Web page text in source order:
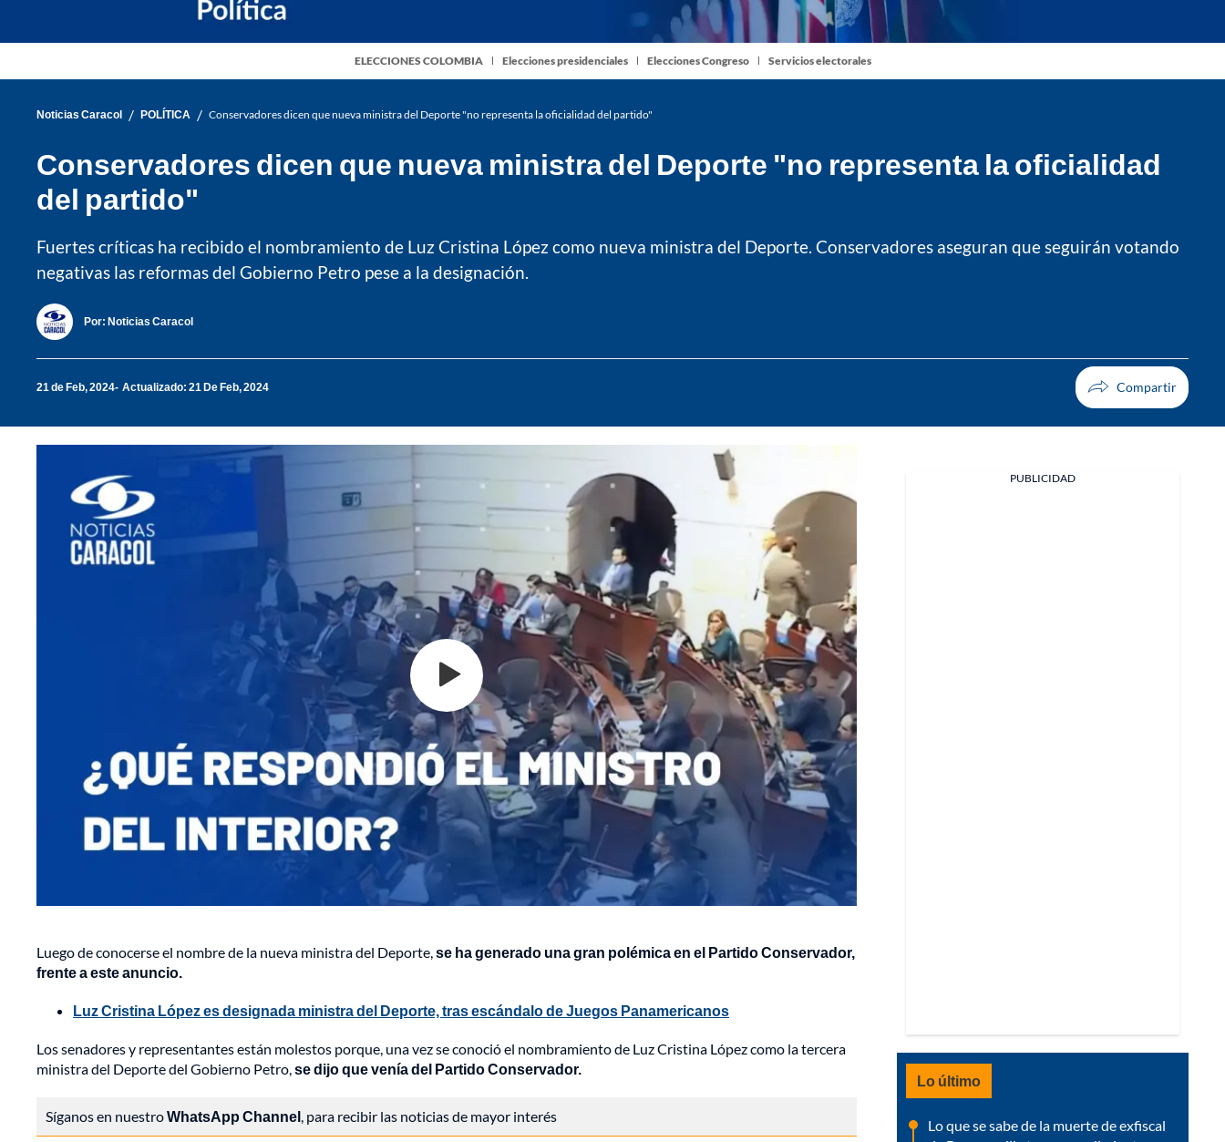
ELECCIONES COLOMBIA Elecciones presidenciales Elecciones Congreso Servicios electorales
Noticias Caracol / POLÍTICA / Conservadores dicen que nueva ministra del Deporte "no representa la oficialidad del partido"
Conservadores dicen que nueva ministra del Deporte "no representa la oficialidad
del partido"
Fuertes críticas ha recibido el nombramiento de Luz Cristina López como nueva ministra del Deporte. Conservadores aseguran que seguirán votando
negativas las reformas del Gobierno Petro pese a la designación.
Por: Noticias Caracol
21 de Feb, 2024 Actualizado: 21 De Feb, 2024
Luego de conocerse el nombre de la nueva ministra del Deporte,se ha generado una gran polémica en el Partido Conservador,
frente a este anuncio.
Luz Cristina López es designada ministra del Deporte, tras escándalo de Juegos Panamericanos
Los senadores y representantes están molestos porque, una vez se conoció el nombramiento de Luz Cristina López como la tercera
ministra del Deporte del Gobierno Petro,se dijo que venía del Partido Conservador.
Síganos en nuestroWhatsApp Channel, para recibir las noticias de mayor interés
PUBLICIDAD
Lo último
Lo que se sabe de la muerte de exfiscal